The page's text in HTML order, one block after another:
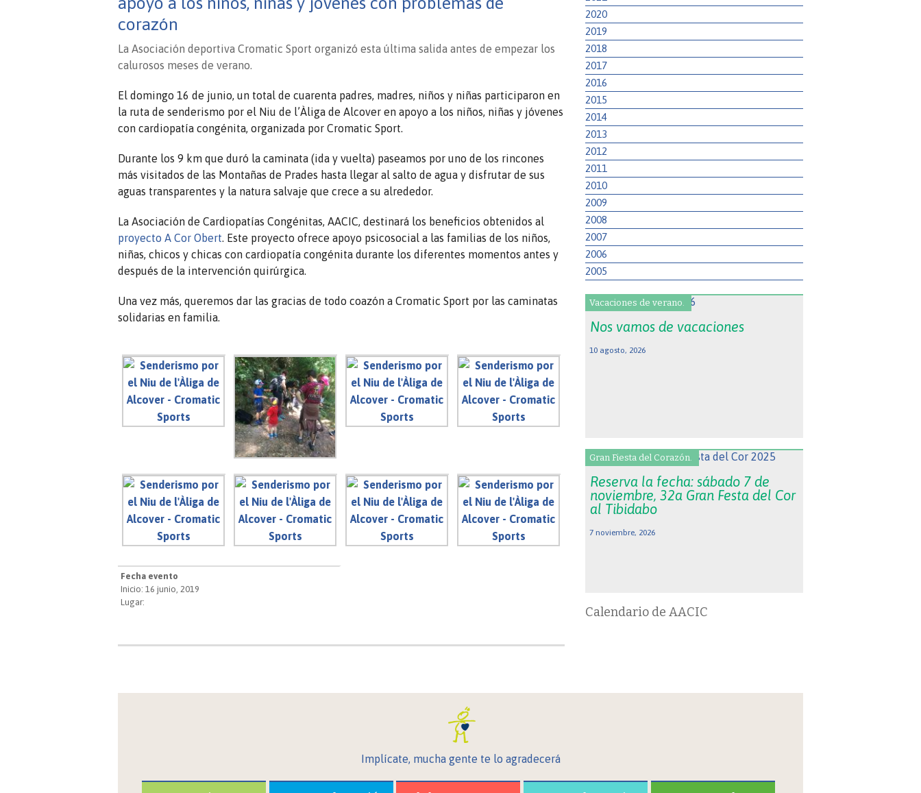
corazón
La Asociación deportiva Cromatic Sport organizó esta última salida antes de empezar los
calurosos meses de verano.
El domingo 16 de junio, un total de cuarenta padres, madres, niños y niñas participaron en
la ruta de senderismo por el Niu de l’Àliga de Alcover en apoyo a los niños, niñas y jóvenes
con cardiopatía congénita, organizada por Cromatic Sport.
Durante los 9 km que duró la caminata (ida y vuelta) paseamos por uno de los rincones
más visitados de las Montañas de Prades hasta llegar al salto de agua y disfrutar de sus
aguas transparentes y la natura salvaje que crece a su alrededor.
La Asociación de Cardiopatías Congénitas, AACIC, destinará los beneficios obtenidos al
proyecto A Cor Obert. Este proyecto ofrece apoyo psicosocial a las familias de los niños,
niñas, chicos y chicas con cardiopatía congénita durante los diferentes momentos antes y
después de la intervención quirúrgica.
Una vez más, queremos dar las gracias de todo coazón a Cromatic Sport por las caminatas
solidarias en familia.
Fecha evento
Inicio: 16 junio, 2019
Lugar:
2020
2019
2018
2017
2016
2015
2014
2013
2012
2011
2010
2009
2008
2007
2006
2005
Vacaciones de verano.
Nos vamos de vacaciones
10 agosto, 2026
Gran Fiesta del Corazón.
Reserva la fecha: sábado 7 de
noviembre, 32a Gran Festa del Cor
al Tibidabo
7 noviembre, 2026
Calendario de AACIC
Implícate, mucha gente te lo agradecerá